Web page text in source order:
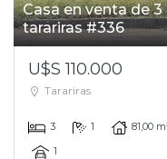
Casa en venta de
tarariras #336
U$S 110.000
Tarariras
3 1 81,00
1